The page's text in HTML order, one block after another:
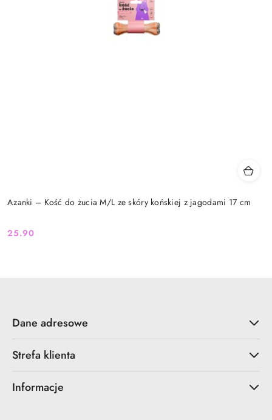
Azanki – Kość do żucia M/L ze skóry końskiej z jagodami 17 cm
Cena:
25.90
Dane adresowe
Strefa klienta
Informacje